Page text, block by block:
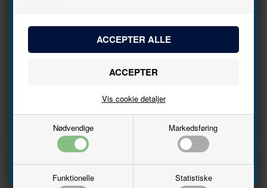
Nødvendige Markedsføring
Funktionelle Statistiske
Vis cookie detaljer
MT RANGERLOK lyd, 21 pin
loksound v.5.0
DSB litra P 50 86 90-84 812-4,
Brun
30% 30%
Bliv den første til at høre, når der kommer nye